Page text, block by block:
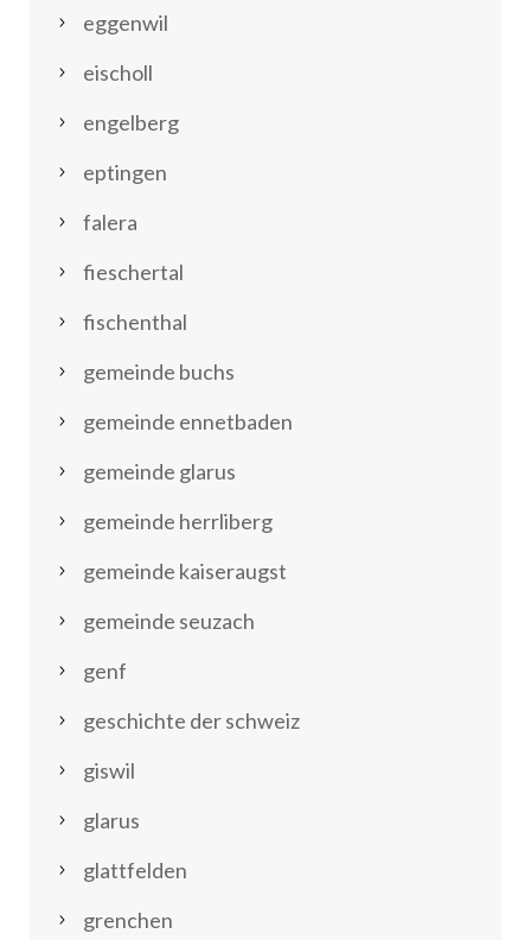
eggenwil
eischoll
engelberg
eptingen
falera
fieschertal
fischenthal
gemeinde buchs
gemeinde ennetbaden
gemeinde glarus
gemeinde herrliberg
gemeinde kaiseraugst
gemeinde seuzach
genf
geschichte der schweiz
giswil
glarus
glattfelden
grenchen